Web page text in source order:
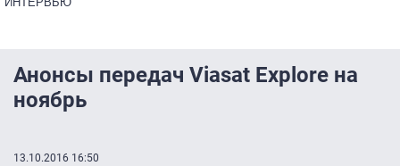
Анонсы передач Viasat Explore на
ноябрь
13.10.2016 16:50